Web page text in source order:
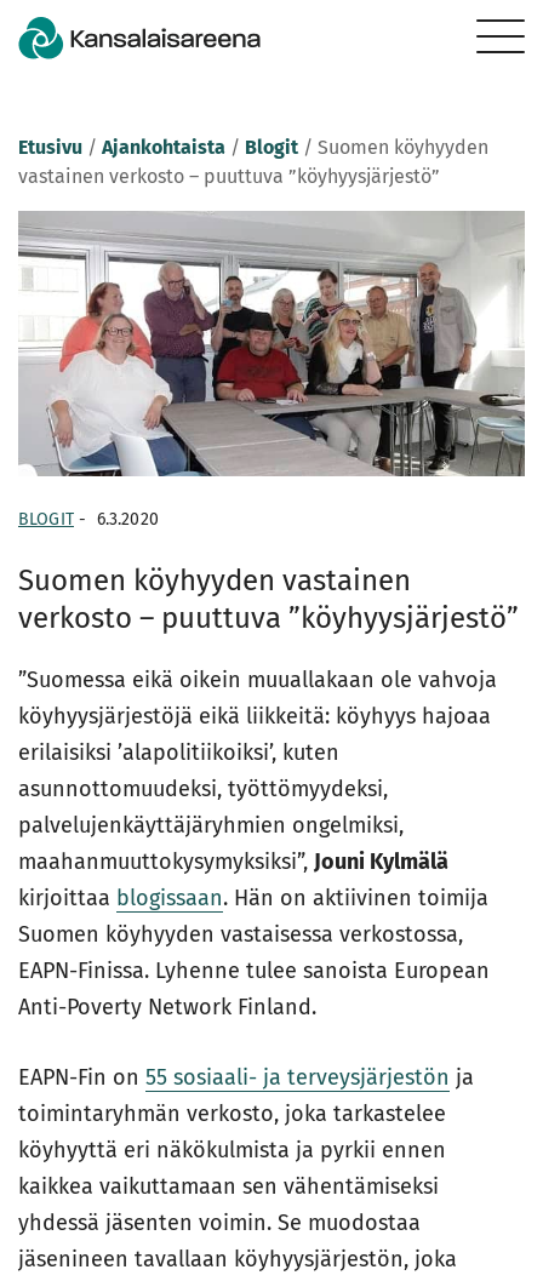
Etusivu / Ajankohtaista / Blogit / Suomen köyhyyden
vastainen verkosto – puuttuva ”köyhyysjärjestö”
BLOGIT- 6.3.2020
Suomen köyhyyden vastainen
verkosto – puuttuva ”köyhyysjärjestö”
”Suomessa eikä oikein muuallakaan ole vahvoja
köyhyysjärjestöjä eikä liikkeitä: köyhyys hajoaa
erilaisiksi ’alapolitiikoiksi’, kuten
asunnottomuudeksi, työttömyydeksi,
palvelujenkäyttäjäryhmien ongelmiksi,
maahanmuuttokysymyksiksi”, Jouni Kylmälä
kirjoittaa blogissaan. Hän on aktiivinen toimija
Suomen köyhyyden vastaisessa verkostossa,
EAPN-Finissa. Lyhenne tulee sanoista European
Anti-Poverty Network Finland.
EAPN-Fin on 55 sosiaali- ja terveysjärjestön ja
toimintaryhmän verkosto, joka tarkastelee
köyhyyttä eri näkökulmista ja pyrkii ennen
kaikkea vaikuttamaan sen vähentämiseksi
yhdessä jäsenten voimin. Se muodostaa
jäsenineen tavallaan köyhyysjärjestön, joka